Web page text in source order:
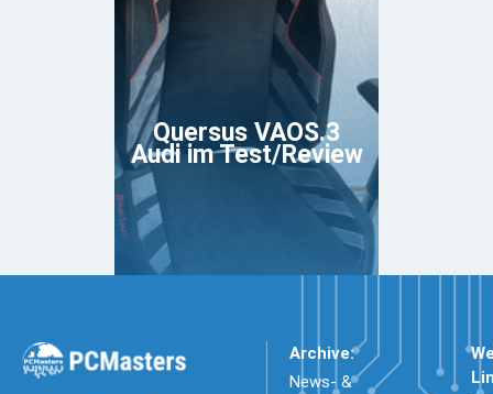
Quersus VAOS.3
Audi im Test/Review
Archive:
News- &